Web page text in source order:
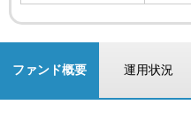
ファンド概要 運用状況